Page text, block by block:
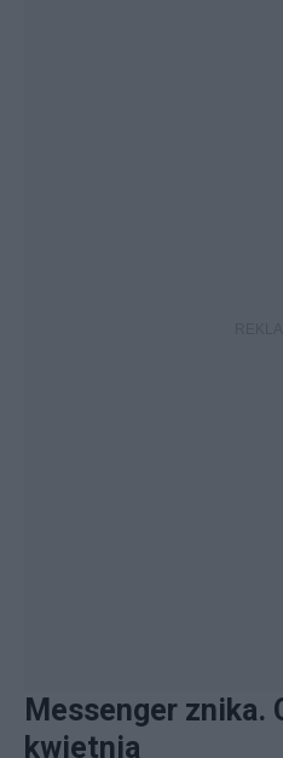
Messenger znika.
kwietnia